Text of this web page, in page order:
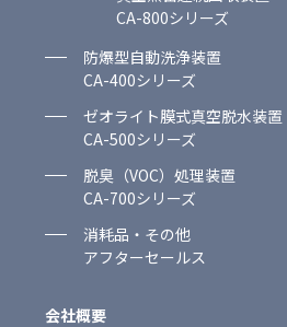
CA-800シリーズ
防爆型自動洗浄装置
CA-400シリーズ
ゼオライト膜式真空脱水装置
CA-500シリーズ
脱臭（VOC）処理装置
CA-700シリーズ
消耗品・その他
アフターセールス
会社概要